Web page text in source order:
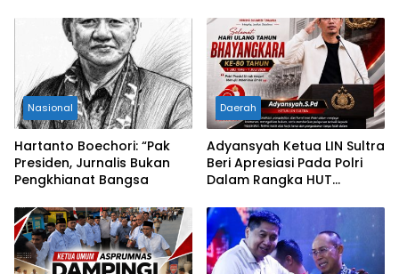
Objek Sengketa di
Pengadilan Negeri Jakarta
Nasional
Hartanto Boechori: “Pak
Presiden, Jurnalis Bukan
Pengkhianat Bangsa
Daerah
Adyansyah Ketua LIN Sultra
Beri Apresiasi Pada Polri
Dalam Rangka HUT